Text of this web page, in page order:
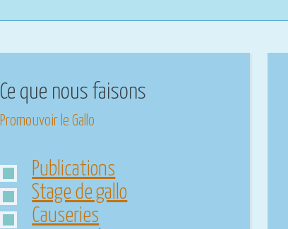
Ce que nous faisons
Promouvoir le Gallo
Publications
Stage de gallo
Causeries